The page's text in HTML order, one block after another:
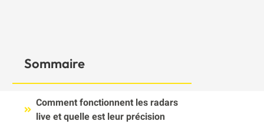
Sommaire
Comment fonctionnent les radars
live et quelle est leur précision